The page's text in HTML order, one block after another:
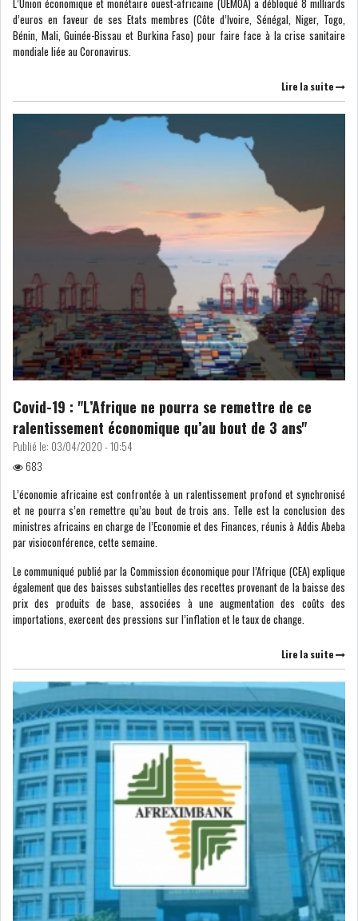
d’euros en faveur de ses Etats membres (Côte d’Ivoire, Sénégal, Niger, Togo,
Bénin, Mali, Guinée-Bissau et Burkina Faso) pour faire face à la crise sanitaire
mondiale liée au Coronavirus.
Lire la suite
Covid-19 : "L’Afrique ne pourra se remettre de ce
ralentissement économique qu’au bout de 3 ans"
Publié le: 03/04/2020 - 10:54
683
L’économie africaine est confrontée à un ralentissement profond et synchronisé
et ne pourra s’en remettre qu’au bout de trois ans. Telle est la conclusion des
ministres africains en charge de l’Economie et des Finances, réunis à Addis Abeba
par visioconférence, cette semaine.
Le communiqué publié par la Commission économique pour l’Afrique (CEA) explique
également que des baisses substantielles des recettes provenant de la baisse des
prix des produits de base, associées à une augmentation des coûts des
importations, exercent des pressions sur l’inflation et le taux de change.
Lire la suite